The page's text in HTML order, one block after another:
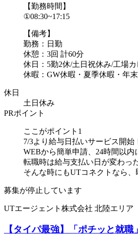
【勤務時間】
①08:30~17:15
【備考】
勤務：日勤
休憩：3回 計60分
休日：5勤2休/土日祝休み/工場
休暇：GW休暇・夏季休暇・年
休日
土日休み
PRポイント
ここがポイント1
7/3より給与日払いサービス開始
WEBから簡単申請、24時間以内
転職時は給与支払い日が変わ
そんな時にもUTコネクトなら
募集が停止しています
UTエージェント株式会社 北陸エリア
【タイパ最強】「ポチッと就